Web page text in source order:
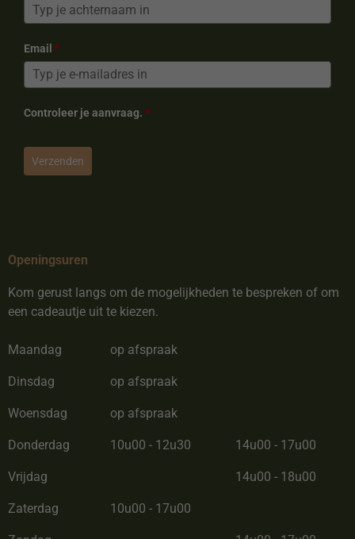
Email *
Controleer je aanvraag. *
Verzenden
Openingsuren
Kom gerust langs om de mogelijkheden te bespreken of om
een cadeautje uit te kiezen.
Maandag op afspraak
Dinsdag op afspraak
Woensdag op afspraak
Donderdag 10u00 - 12u30 14u00 - 17u00
Vrijdag 14u00 - 18u00
Zaterdag 10u00 - 17u00